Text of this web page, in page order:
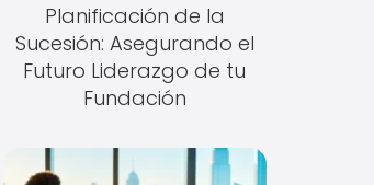
Planificación de la
Sucesión: Asegurando el
Futuro Liderazgo de tu
Fundación